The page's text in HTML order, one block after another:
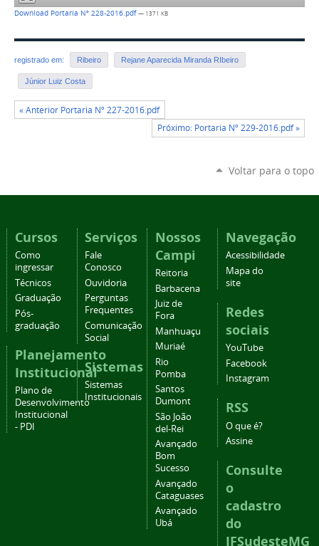
Download Portaria Nº 228-2016.pdf— 1371 KB
registrado em: Ribeiro Rejane Aparecida Miranda RIbeiro
Júnior Luiz Costa
« Anterior Portaria Nº 227-2016.pdf
Próximo: Portaria Nº 229-2016.pdf »
Voltar para o topo
Cursos
Como
ingressar
Técnicos
Graduação
Pós-
graduação
Planejamento
Institucional
Plano de
Desenvolvimento
Institucional
- PDI
Serviços
Fale
Conosco
Ouvidoria
Perguntas
Frequentes
Comunicação
Social
Sistemas
Sistemas
Institucionais
Nossos
Campi
Reitoria
Barbacena
Juiz de
Fora
Manhuaçu
Muriaé
Rio
Pomba
Santos
Dumont
São João
del-Rei
Avançado
Bom
Sucesso
Avançado
Cataguases
Avançado
Ubá
Navegação
Acessibilidade
Mapa do
site
Redes
sociais
YouTube
Facebook
Instagram
RSS
O que é?
Assine
Consulte
o
cadastro
do
IFSudesteMG